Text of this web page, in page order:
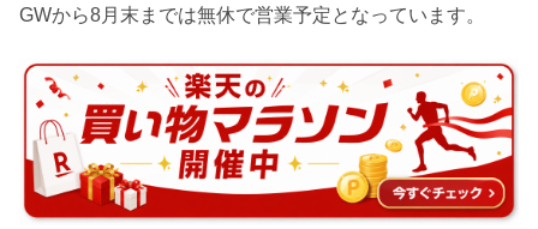
GWから8月末までは無休で営業予定となっています。